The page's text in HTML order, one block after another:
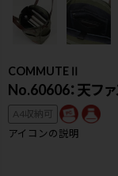
COMMUTEⅡ
No.60606：天フ
A4収納可
アイコンの説明